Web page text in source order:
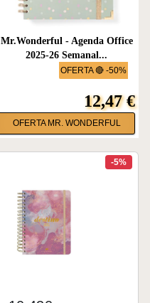
OFERTA 🔴 -50%
Mr.Wonderful - Agenda Office
2025-26 Semanal...
12,47 €
OFERTA MR. WONDERFUL
-5%